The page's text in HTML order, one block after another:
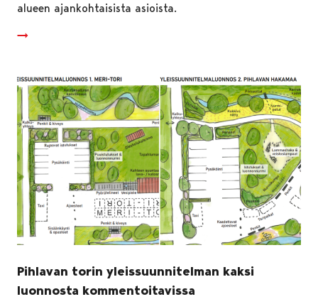
alueen ajankohtaisista asioista.
Pihlavan torin yleissuunnitelman kaksi
luonnosta kommentoitavissa